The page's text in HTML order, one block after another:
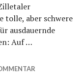
tolle, aber schwere
ausdauernde
Auf …
Doppelter